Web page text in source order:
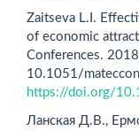
Zaitseva L.I.
of economic
Conferences.
10.1051/
https://doi.org/
Ланская Д.В.,